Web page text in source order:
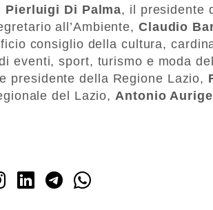
Pierluigi Di Palma, il presidente
all’Ambiente, Claudio
consiglio della cultura,
eventi, sport, turismo e moda
presidente della Regione Lazio,
del Lazio, Antonio